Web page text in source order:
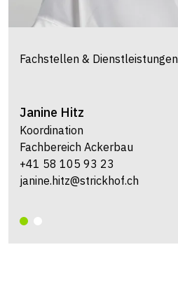
Fachstellen & Dienstleistungen
Janine Hitz
Koordination
Fachbereich Ackerbau
+41 58 105 93 23
janine.hitz@strickhof.ch